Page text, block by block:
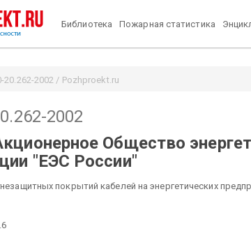
Библиотека Пожарная статистика
20.262-2002 / Pozhproekt.ru
2002
Общество
"ЕЭС России"
покрытий кабелей на энергетических